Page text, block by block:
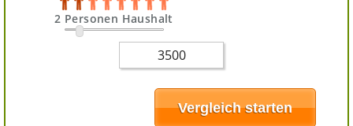
2 Personen Haushalt